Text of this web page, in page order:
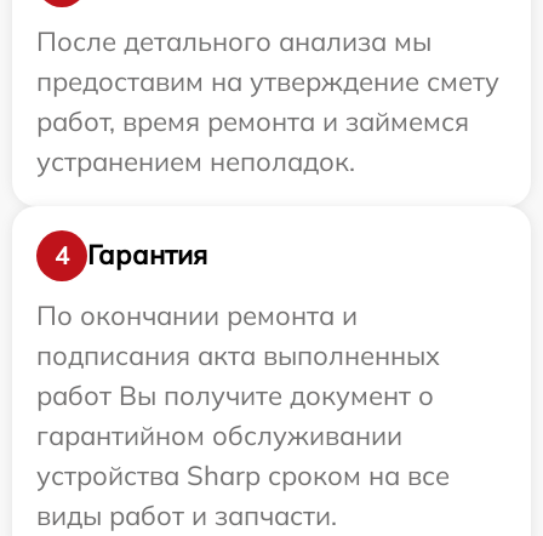
После детального анализа мы
предоставим на утверждение смету
работ, время ремонта и займемся
устранением неполадок.
4
Гарантия
По окончании ремонта и
подписания акта выполненных
работ Вы получите документ о
гарантийном обслуживании
устройства Sharp сроком на все
виды работ и запчасти.